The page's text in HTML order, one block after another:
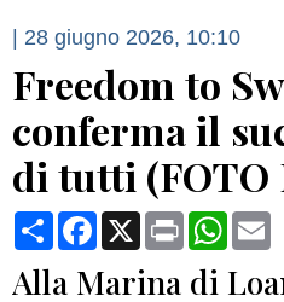
| 28 giugno 2026, 10:10
Freedom to
conferma il
di tutti (FOTO
CondividiFacebook
X Print
Alla Marina di